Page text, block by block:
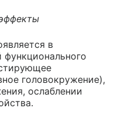
в
головокружение),
ослаблении